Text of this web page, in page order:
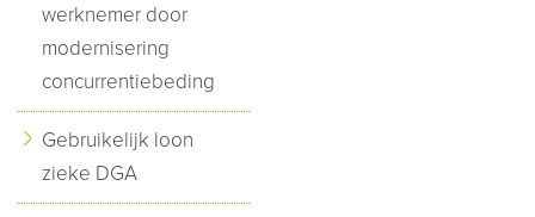
werknemer door
modernisering
concurrentiebeding
Gebruikelijk loon
zieke DGA